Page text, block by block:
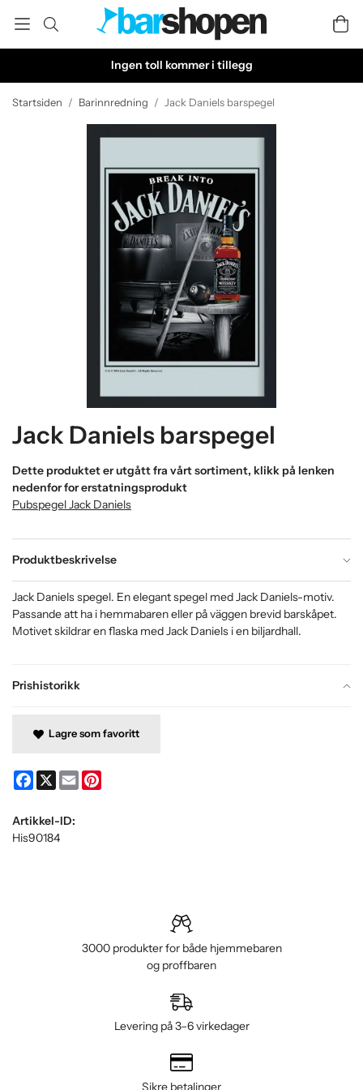
Ingen toll kommer i tillegg
Startsiden / Barinnredning / Jack Daniels barspegel
Jack Daniels barspegel
Dette produktet er utgått fra vårt sortiment, klikk på lenken
nedenfor for erstatningsprodukt
Pubspegel Jack Daniels
Produktbeskrivelse
Prishistorikk
Jack Daniels spegel. En elegant spegel med Jack Daniels-motiv.
Passande att ha i hemmabaren eller på väggen brevid barskåpet.
Motivet skildrar en flaska med Jack Daniels i en biljardhall.
Lagre som favoritt
Facebook
X Email
Artikkel-ID:
His90184
3000 produkter for både hjemmebaren
og proffbaren
Levering på 3–6 virkedager
Sikre betalinger